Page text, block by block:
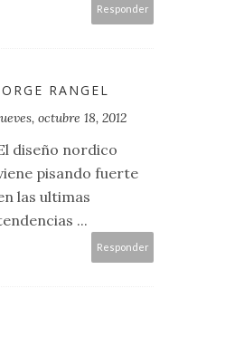
Responder
RANGEL
octubre 18, 2012
diseño nordico
pisando fuerte
las ultimas
...
Responder